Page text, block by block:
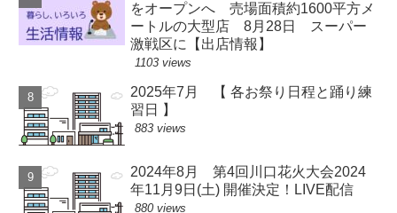
をオープンへ 売場面積約1600平方メ
ートルの大型店 8月28日 スーパー
激戦区に【出店情報】
1103 views
2025年7月 【 各お祭り日程と踊り練
習日 】
883 views
2024年8月 第4回川口花火大会2024
年11月9日(土) 開催決定！LIVE配信
880 views